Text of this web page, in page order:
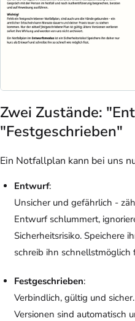
Zwei Zustände:
"Festgeschrieben"
Ein Notfallplan kann bei uns
Entwurf:
Unsicher und gefährlich -
Entwurf schlummert,
Sicherheitsrisiko. Speichere
schreib ihn schnellstmöglich
Festgeschrieben:
Verbindlich, gültig und
Versionen sind automatisch